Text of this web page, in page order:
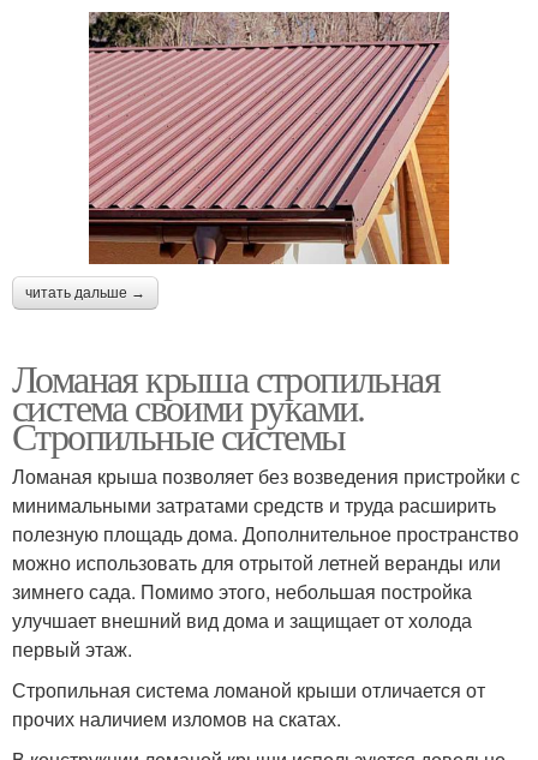
читать дальше →
Ломаная крыша стропильная
система своими руками.
Стропильные системы
Ломаная крыша позволяет без возведения пристройки с
минимальными затратами средств и труда расширить
полезную площадь дома. Дополнительное пространство
можно использовать для отрытой летней веранды или
зимнего сада. Помимо этого, небольшая постройка
улучшает внешний вид дома и защищает от холода
первый этаж.
Стропильная система ломаной крыши отличается от
прочих наличием изломов на скатах.